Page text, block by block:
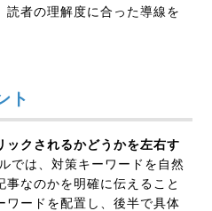
読者の理解度に合った導線を
ト
ックされるかどうかを左右す
では、対策キーワードを自然
なのかを明確に伝えること
ワードを配置し、後半で具体